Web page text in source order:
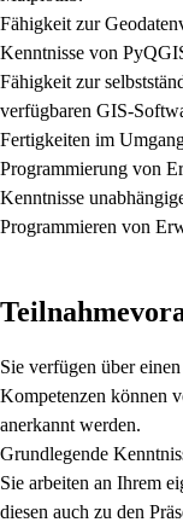
Fähigkeit zur
Kenntnisse von
Fähigkeit zur
verfügbaren GIS-
Fertigkeiten im
Programmierung von
Kenntnisse
Programmieren von
Sie verfügen über
Kompetenzen können
anerkannt werden.
Grundlegende
Sie arbeiten an Ihrem
diesen auch zu den